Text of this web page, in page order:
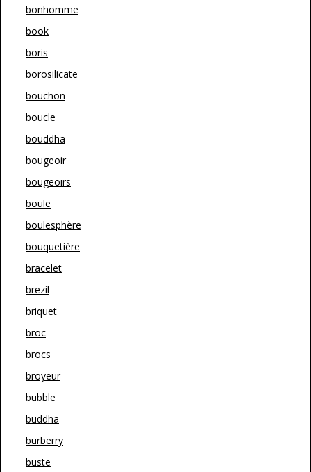
bonhomme
book
boris
borosilicate
bouchon
boucle
bouddha
bougeoir
bougeoirs
boule
boulesphère
bouquetière
bracelet
brezil
briquet
broc
brocs
broyeur
bubble
buddha
burberry
buste